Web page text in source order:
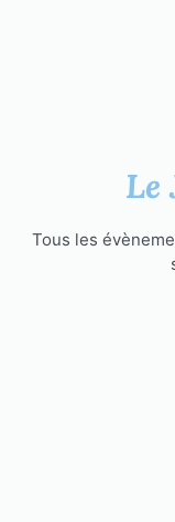
Le
Tous les